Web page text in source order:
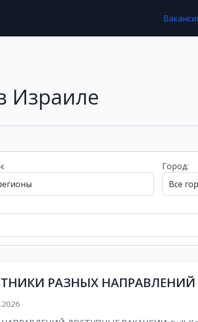
Израиле
Город:
РАЗНЫХ НАПРАВЛЕНИЙ